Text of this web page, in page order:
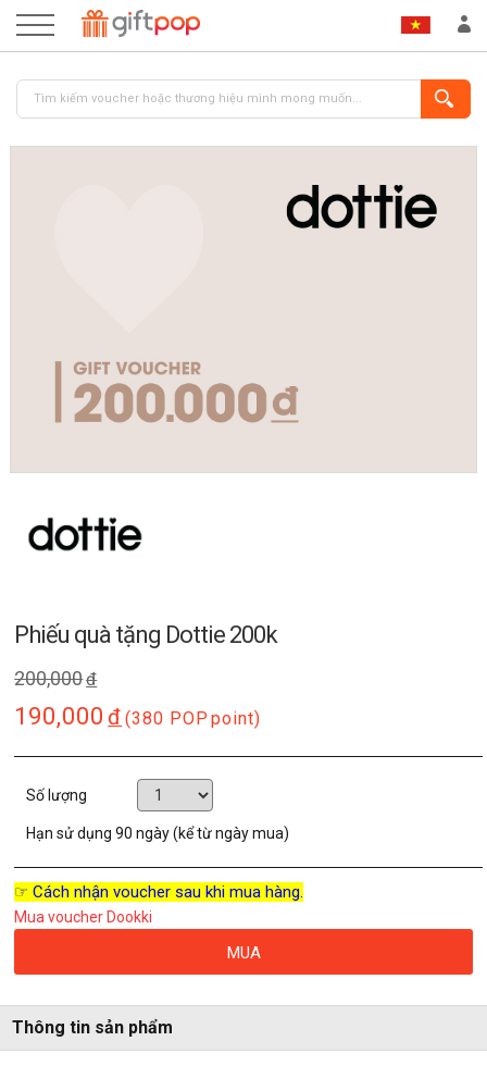
Phiếu quà tặng Dottie 200k
200,000đ
190,000 đ (380 POP point)
Số lượng
Hạn sử dụng90 ngày (kể từ ngày mua)
☞ Cách nhận voucher sau khi mua hàng.
Mua voucher Dookki
MUA
Thông tin sản phẩm